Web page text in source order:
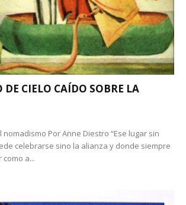
DE CIELO CAÍDO SOBRE LA
nomadismo Por Anne Diestro “Ese lugar sin
celebrarse sino la alianza y donde siempre
a...